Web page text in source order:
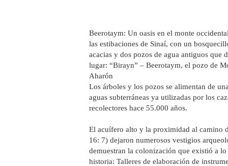
Beerotaym: Un oasis en el monte
las estibaciones de Sinaí, con un
acacias y dos pozos de agua antiguos que
lugar: “Birayn” – Beerotaym, el pozo de
Aharón
Los árboles y los pozos se alimentan de
aguas subterráneas ya utilizadas por los
recolectores hace 55.000 años.
El acuífero alto y la proximidad al camino
16: 7) dejaron numerosos vestigios
demuestran la colonización que existió a
historia: Talleres de elaboración de